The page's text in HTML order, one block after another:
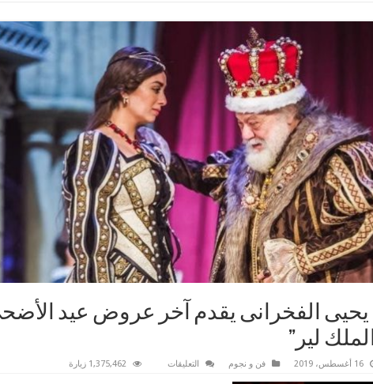
يحيى الفخرانى يقدم آخر عروض عيد
لير”
16 أغسطس، 2019 فن و نجوم التعليقات 1,375,462 زيارة